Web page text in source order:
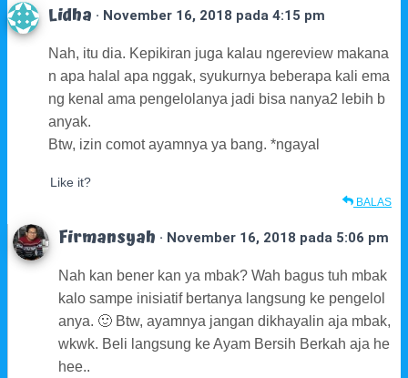
Lidha · November 16, 2018 pada 4:15 pm
Nah, itu dia. Kepikiran juga kalau ngereview makana
n apa halal apa nggak, syukurnya beberapa kali ema
ng kenal ama pengelolanya jadi bisa nanya2 lebih b
anyak.
Btw, izin comot ayamnya ya bang. *ngayal
Like it?
BALAS
Firmansyah · November 16, 2018 pada 5:06 pm
Nah kan bener kan ya mbak? Wah bagus tuh mbak
kalo sampe inisiatif bertanya langsung ke pengelol
anya. 🙂 Btw, ayamnya jangan dikhayalin aja mbak,
wkwk. Beli langsung ke Ayam Bersih Berkah aja he
hee..